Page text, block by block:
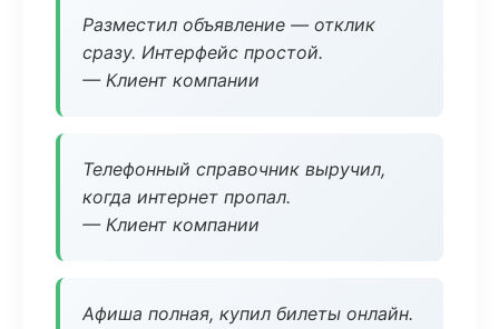
Разместил объявление — отклик
сразу. Интерфейс простой.
— Клиент компании
Телефонный справочник выручил,
когда интернет пропал.
— Клиент компании
Афиша полная, купил билеты онлайн.